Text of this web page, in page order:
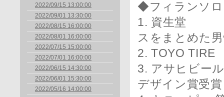
2022/09/15 13:00:00
2022/09/01 13:30:00
2022/08/15 16:00:00
2022/08/01 16:00:00
2022/07/15 15:00:00
2022/07/01 16:00:00
2022/06/15 14:30:00
2022/06/01 15:30:00
2022/05/16 14:00:00
◆フィランソ
1. 資生堂 が
スをまとめた
2. TOYO
3. アサヒビー
デザイン賞受賞